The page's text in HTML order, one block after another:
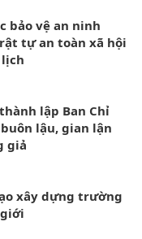
bảo vệ an ninh
tự an toàn xã hội
lập Ban Chỉ
lậu, gian lận
giả
xây dựng trường